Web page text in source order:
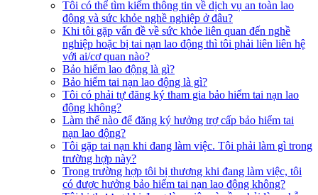
Tôi có thể tìm kiếm thông tin về dịch vụ an toàn lao
động và sức khỏe nghề nghiệp ở đâu?
Khi tôi gặp vấn đề về sức khỏe liên quan đến nghề
nghiệp hoặc bị tai nạn lao động thì tôi phải liên liên hệ
với ai/cơ quan nào?
Bảo hiểm lao động là gì?
Bảo hiểm tai nạn lao động là gì?
Tôi có phải tự đăng ký tham gia bảo hiểm tai nạn lao
động không?
Làm thế nào để đăng ký hưởng trợ cấp bảo hiểm tai
nạn lao động?​
Tôi gặp tai nạn khi đang làm việc. Tôi phải làm gì trong
trường hợp này?​​
Trong trường hợp tôi bị thương khi đang làm việc, tôi
có được hưởng bảo hiểm tai nạn lao động không?​